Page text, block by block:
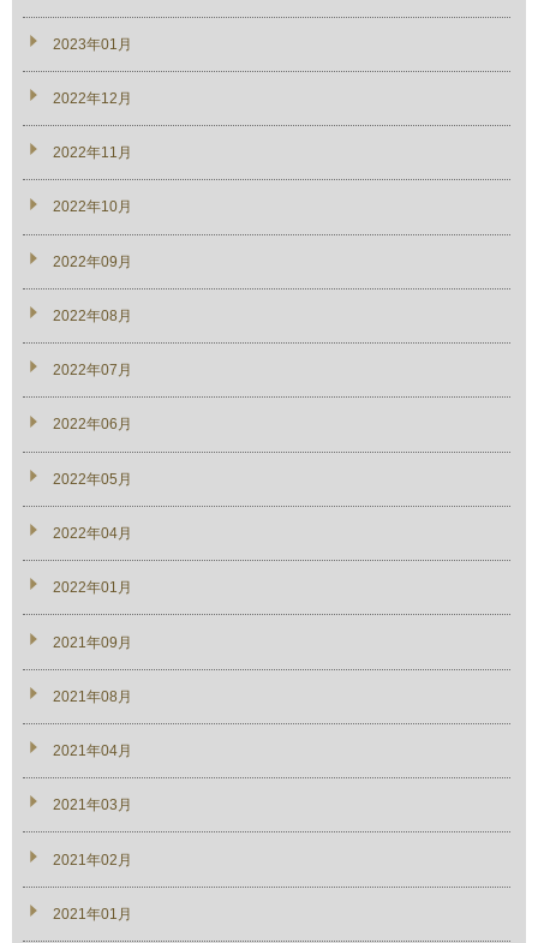
2023年01月
2022年12月
2022年11月
2022年10月
2022年09月
2022年08月
2022年07月
2022年06月
2022年05月
2022年04月
2022年01月
2021年09月
2021年08月
2021年04月
2021年03月
2021年02月
2021年01月